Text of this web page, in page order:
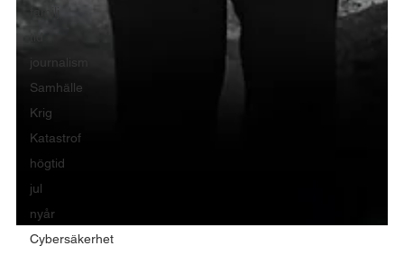
familj
tid
journalism
Samhälle
Krig
Katastrof
högtid
jul
nyår
Cybersäkerhet